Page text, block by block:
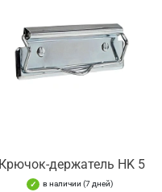
Крючок-держатель HK 5
в наличии (7 дней)